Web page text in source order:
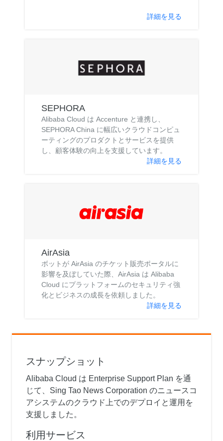
詳細を見る
SEPHORA
Alibaba Cloud は Accenture と連携し、
SEPHORA China に幅広いクラウドコンピュ
ーティングのプロダクトとサービスを提供
し、顧客体験の向上を支援しています。
詳細を見る
AirAsia
ボットが AirAsia のチケット販売ポータルに
影響を及ぼしていた際、AirAsia は Alibaba
Cloud にプラットフォームのセキュリティ強
化とビジネスの成長を依頼しました。
詳細を見る
スナップショット
Alibaba Cloud は Enterprise Support Plan を通
じて、Sing Tao News Corporation のニュースコ
アシステムのクラウド上でのデプロイと運用を
支援しました。
利用サービス